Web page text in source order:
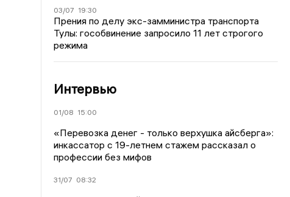
03/07 19:30
Прения по делу экс-замминистра транспорта
Тулы: гособвинение запросило 11 лет строгого
режима
Интервью
01/08 15:00
«Перевозка денег - только верхушка айсберга»:
инкассатор с 19-летнем стажем рассказал о
профессии без мифов
31/07 08:32